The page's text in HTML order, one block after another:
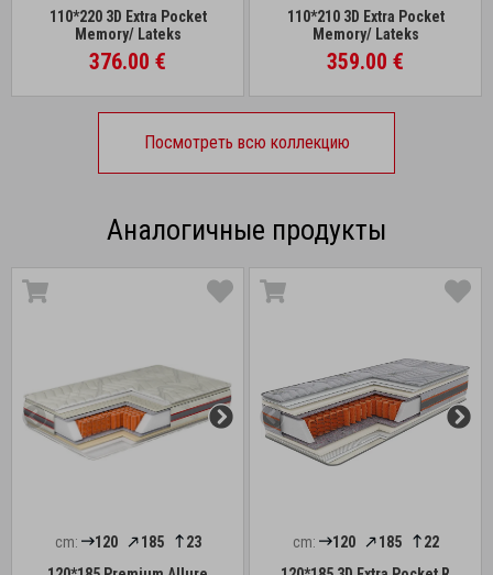
110*220 3D Extra Pocket
Memory/ Lateks
376.00 €
110*210 3D Extra Pocket
Memory/ Lateks
359.00 €
Посмотреть всю коллекцию
Аналогичные продукты
cm: 120 185
23
cm: 120 185
22